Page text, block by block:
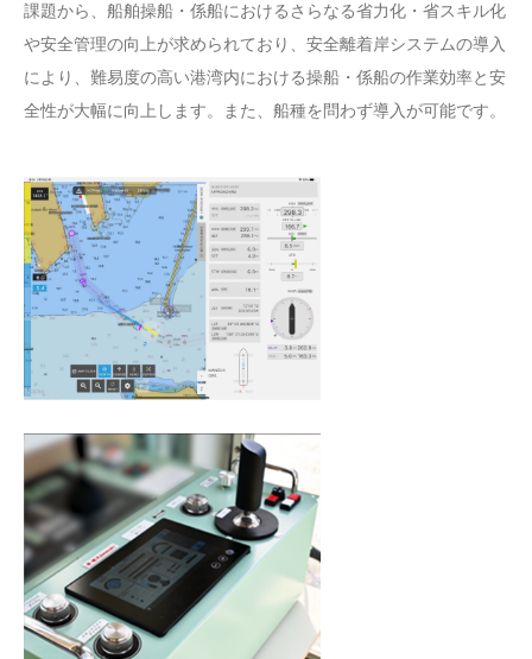
課題から、船舶操船・係船におけるさらなる省力化・省スキル化
や安全管理の向上が求められており、安全離着岸システムの導入
により、難易度の高い港湾内における操船・係船の作業効率と安
全性が大幅に向上します。また、船種を問わず導入が可能です。